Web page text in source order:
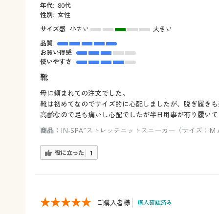
年代: 80代
性別: 女性
サイズ感 小さい
大きい
品質
お買い得感
使いやすさ
靴
母に頼まれての注文でした。
靴は初めてなのでサイズ的に心配しましたが、脱ぎ履き
高齢なので足も痛いし心配でしたが半日用事が有り履い
商品： IN-SPA″ストレッチニットスニーカー（サイズ：M
役に立った 1
ご購入者様 購入確認済み